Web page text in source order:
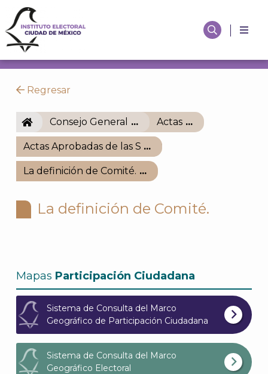
Regresar
IECMConsejo General Actas
Actas Aprobadas de las Sesiones del Consejo
La definición de Comité.
La definición de Comité.
Mapas Participación Ciudadana
Sistema de Consulta del Marco
Geográfico de Participación Ciudadana
Sistema de Consulta del Marco
Geográfico Electoral